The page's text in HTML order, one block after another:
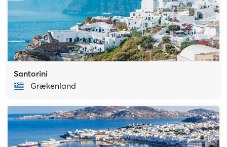
Santorini
Grækenland